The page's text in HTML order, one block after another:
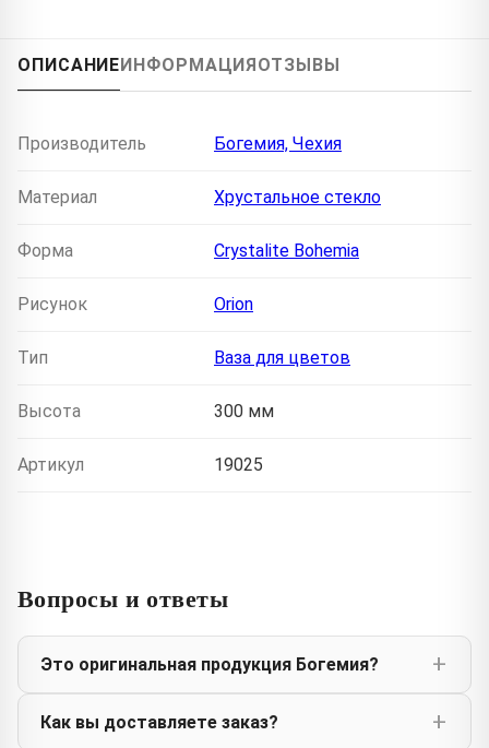
ОПИСАНИЕИНФОРМАЦИЯОТЗЫВЫ
Производитель Богемия, Чехия
Материал Хрустальное стекло
Форма Crystalite Bohemia
Рисунок Orion
Тип Ваза для цветов
Высота 300 мм
Артикул 19025
Вопросы и ответы
Это оригинальная продукция Богемия?
Как вы доставляете заказ?